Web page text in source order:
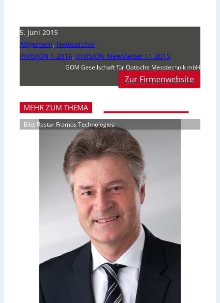
5. Juni 2015
Allgemein, Newsarchiv
inVISION 1 2016, inVISION Newsletter 11 2015
GOM Gesellschaft für Optische Messtechnik mbH
Zur Firmenwebsite
MEHR ZUM THEMA
Bild: Restar Framos Technologies